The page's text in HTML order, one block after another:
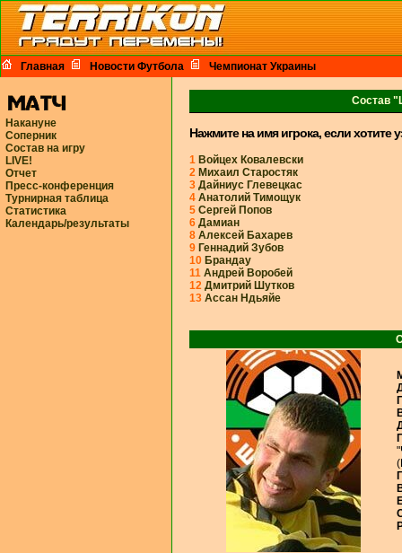
Главная Новости Футбола Чемпионат Украины
Накануне
Соперник
Состав на игру
LIVE!
Отчет
Пресс-конференция
Турнирная таблица
Статистика
Календарь/результаты
Состав
Нажмите на имя игрока, если хотите
1 Войцех Ковалевски
2 Михаил Старостяк
3 Дайниус Глевецкас
4 Анатолий Тимощук
5 Сергей Попов
6 Дамиан
8 Алексей Бахарев
9 Геннадий Зубов
10 Брандау
11 Андрей Воробей
12 Дмитрий Шутков
13 Ассан Ндьяйе